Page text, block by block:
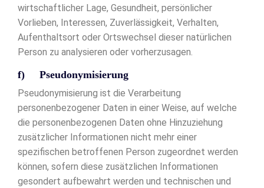
wirtschaftlicher Lage, Gesundheit, persönlicher
Vorlieben, Interessen, Zuverlässigkeit, Verhalten,
Aufenthaltsort oder Ortswechsel dieser natürlichen
Person zu analysieren oder vorherzusagen.
f) Pseudonymisierung
Pseudonymisierung ist die Verarbeitung
personenbezogener Daten in einer Weise, auf welche
die personenbezogenen Daten ohne Hinzuziehung
zusätzlicher Informationen nicht mehr einer
spezifischen betroffenen Person zugeordnet werden
können, sofern diese zusätzlichen Informationen
gesondert aufbewahrt werden und technischen und